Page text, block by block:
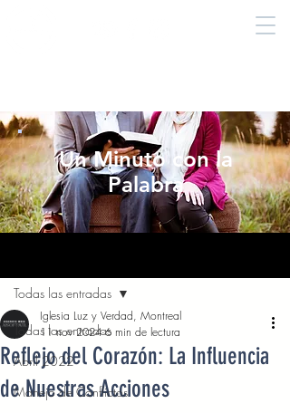
Un Minuto con la
Palabra
Todas las entradas
Abril 2022
Manejo de Conflictos
Todas las entradas
Reflejo del Corazón: La Influencia
de Nuestras Acciones
Iglesia Luz y Verdad, Montreal
11 nov 2024 6 min de lectura